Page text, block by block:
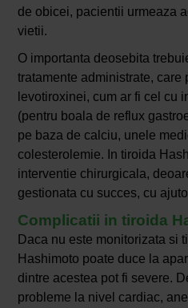
de obicei, pacientii urmeaza
vietii.
O importanta deosebita
tratamente administrate, care
levotiroxinei, cum ar fi cel cu
(pentru boala de reflux
pe baza de calciu, unele
colesterolemie. In tiroida
interventie chirurgicala,
gestionata cu succes, cu
Complicatii in tiroida
Daca nu este monitorizata si
Hashimoto poate duce la
dintre acestea pot fi severe.
probleme la nivel cardiac,